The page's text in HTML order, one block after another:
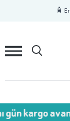
🧴
gün kargo